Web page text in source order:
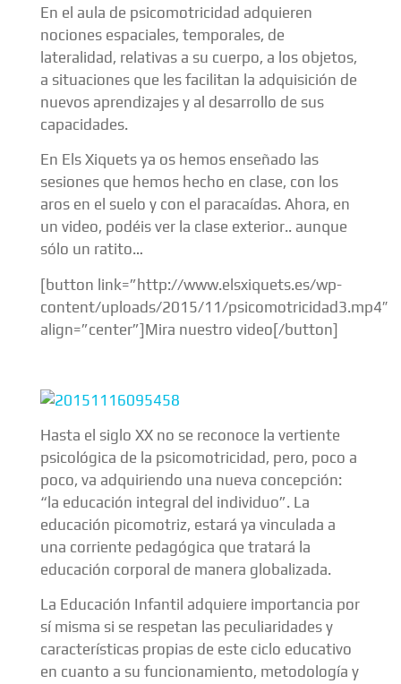
En el aula de psicomotricidad adquieren
nociones espaciales, temporales, de
lateralidad, relativas a su cuerpo, a los objetos,
a situaciones que les facilitan la adquisición de
nuevos aprendizajes y al desarrollo de sus
capacidades.
En Els Xiquets ya os hemos enseñado las
sesiones que hemos hecho en clase, con los
aros en el suelo y con el paracaídas. Ahora, en
un video, podéis ver la clase exterior.. aunque
sólo un ratito…
[button link=”http://www.elsxiquets.es/wp-
content/uploads/2015/11/psicomotricidad3.mp4″
align=”center”]Mira nuestro video[/button]
Hasta el siglo XX no se reconoce la vertiente
psicológica de la psicomotricidad, pero, poco a
poco, va adquiriendo una nueva concepción:
“la educación integral del individuo”. La
educación picomotriz, estará ya vinculada a
una corriente pedagógica que tratará la
educación corporal de manera globalizada.
La Educación Infantil adquiere importancia por
sí misma si se respetan las peculiaridades y
características propias de este ciclo educativo
en cuanto a su funcionamiento, metodología y